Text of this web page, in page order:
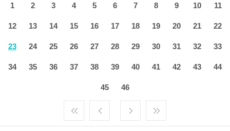
1 2 3 4 5 6 7 8 9 10 11
12 13 14 15 16 17 18 19 20 21 22
23 24 25 26 27 28 29 30 31 32 33
34 35 36 37 38 39 40 41 42 43 44
45 46